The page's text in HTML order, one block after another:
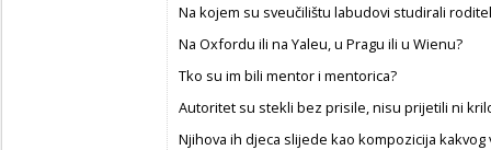
Na kojem su sveučilištu labudovi studirali
Na Oxfordu ili na Yaleu, u Pragu ili u Wienu?
Tko su im bili mentor i mentorica?
Autoritet su stekli bez prisile, nisu prijetili ni
Njihova ih djeca slijede kao kompozicija kakvog